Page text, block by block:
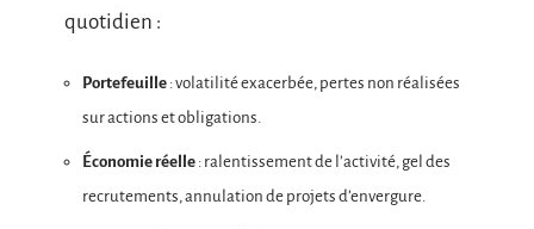
quotidien :
Portefeuille : volatilité exacerbée, pertes non réalisées
sur actions et obligations.
Économie réelle : ralentissement de l’activité, gel des
recrutements, annulation de projets d’envergure.